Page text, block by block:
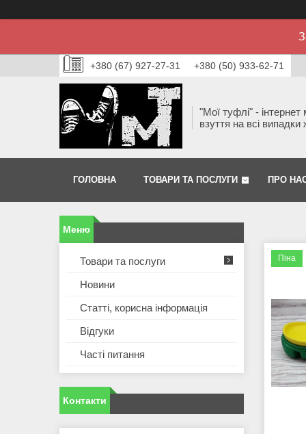
+380 (67) 927-27-31 +380 (50) 933-62-71
"Мої туфлі" - інтернет
взуття на всі випадки
ГОЛОВНА ТОВАРИ ТА ПОСЛУГИ ПРО
Піна
Товари та послуги
Новини
Статті, корисна інформація
Відгуки
Часті питання
Контакти